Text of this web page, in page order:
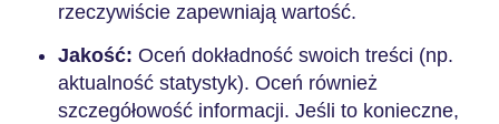
rzeczywiście zapewniają wartość.
Jakość: Oceń dokładność swoich treści (np.
aktualność statystyk). Oceń również
szczegółowość informacji. Jeśli to konieczne,